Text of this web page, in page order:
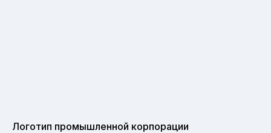
Логотип промышленной корпорации